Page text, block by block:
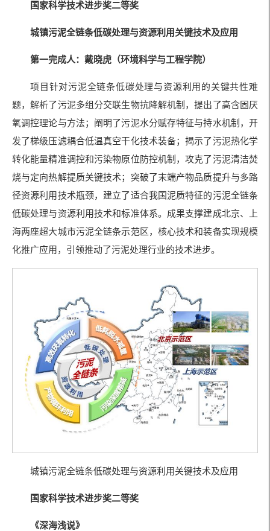
国家科学技术进步奖二等奖
城镇污泥全链条低碳处理与资源利用关键技术及应用
第一完成人：戴晓虎（环境科学与工程学院）
项目针对污泥全链条低碳处理与资源利用的关键共性难
题，解析了污泥多组分交联生物抗降解机制，提出了高含固厌
氧调控理论与方法；阐明了污泥水分赋存特征与持水机制，开
发了梯级压滤耦合低温真空干化技术装备；揭示了污泥热化学
转化能量精准调控和污染物原位防控机制，攻克了污泥清洁焚
烧与定向热解提质关键技术；突破了末端产物品质提升与多路
径资源利用技术瓶颈，建立了适合我国泥质特征的污泥全链条
低碳处理与资源利用技术和标准体系。成果支撑建成北京、上
海两座超大城市污泥全链条示范区，核心技术和装备实现规模
化推广应用，引领推动了污泥处理行业的技术进步。
城镇污泥全链条低碳处理与资源利用关键技术及应用
国家科学技术进步奖二等奖
《深海浅说》